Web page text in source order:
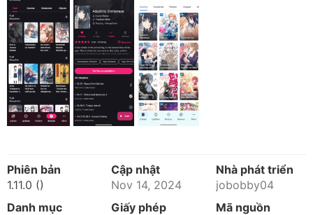
Phiên bản
1.11.0 ()
Cập nhật
Nov 14, 2024
Nhà phát triển
jobobby04
Danh mục
Giấy phép
Mã nguồn